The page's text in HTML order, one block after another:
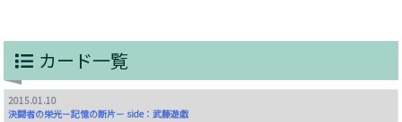
カード一覧
2015.01.10
決闘者の栄光－記憶の断片－ side：武藤遊戯